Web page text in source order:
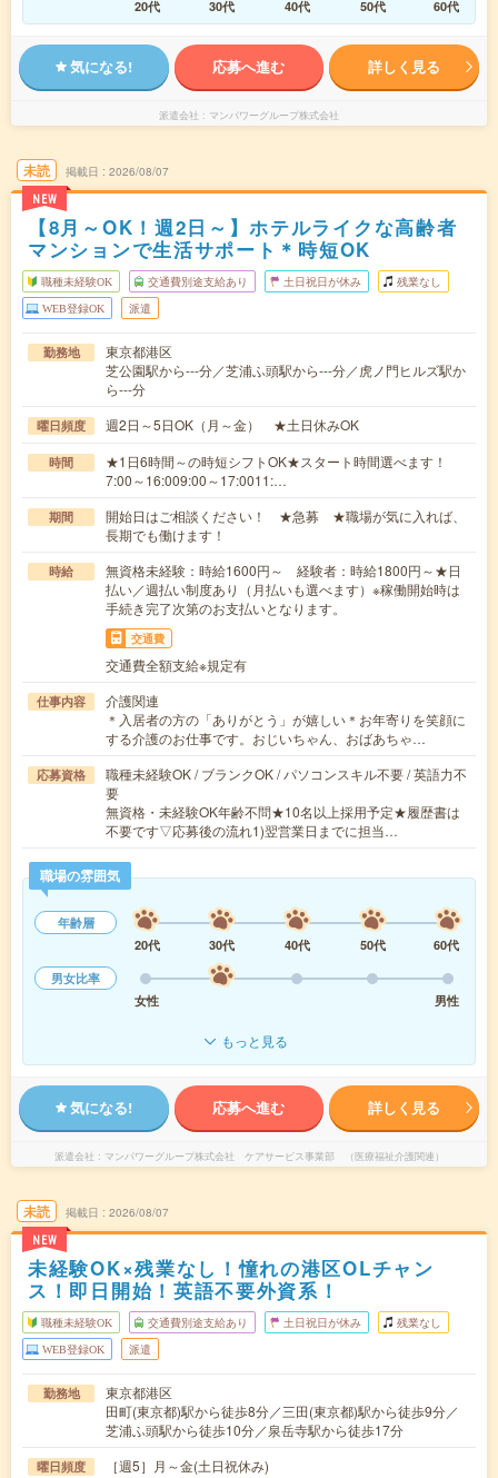
20代
30代 40代 50代 60代
気になる! 応募へ進む 詳しく見る
派遣会社 マンパワーグループ株式会社
未読
NEW
掲載日 2026/08/07
【8月～OK！週2日～】ホテルライクな高齢者
マンションで生活サポート＊時短OK
職種未経験OK 交通費別途支給あり 土日祝日が休み 残業なし
WEB登録OK 派遣
勤務地
東京都港区
芝公園駅から---分／芝浦ふ頭駅から---分／虎ノ門ヒルズ駅か
ら---分
曜日頻度 週2日～5日OK（月～金） ★土日休みOK
時間
★1日6時間～の時短シフトOK★スタート時間選べます！
7:00～16:009:00～17:0011:…
期間
開始日はご相談ください！ ★急募 ★職場が気に入れば、
長期でも働けます！
時給
無資格未経験：時給1600円～ 経験者：時給1800円～★日
払い／週払い制度あり（月払いも選べます）※稼働開始時は
手続き完了次第のお支払いとなります。
交通費
交通費全額支給※規定有
仕事内容
介護関連
＊入居者の方の「ありがとう」が嬉しい＊お年寄りを笑顔に
する介護のお仕事です。おじいちゃん、おばあちゃ…
応募資格
職種未経験OK / ブランクOK / パソコンスキル不要 / 英語力不
要
無資格・未経験OK年齢不問★10名以上採用予定★履歴書は
不要です▽応募後の流れ1)翌営業日までに担当…
職場の雰囲気
年齢層
20代
30代 40代 50代
60代
男女比率
女性
男性
もっと見る
気になる! 応募へ進む 詳しく見る
派遣会社 マンパワーグループ株式会社 ケアサービス事業部 （医療福祉介護関連）
未読
NEW
掲載日 2026/08/07
未経験OK×残業なし！憧れの港区OLチャン
ス！即日開始！英語不要外資系！
職種未経験OK 交通費別途支給あり 土日祝日が休み 残業なし
WEB登録OK 派遣
勤務地
東京都港区
田町(東京都)駅から徒歩8分／三田(東京都)駅から徒歩9分／
芝浦ふ頭駅から徒歩10分／泉岳寺駅から徒歩17分
曜日頻度 ［週5］月～金(土日祝休み)